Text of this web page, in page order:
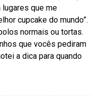
que me
cupcake do mundo”.
normais ou tortas.
que vocês pediram
a dica para quando